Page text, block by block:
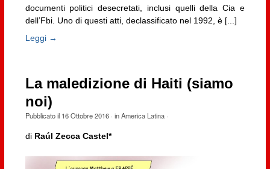
documenti politici desecretati, inclusi quelli della Cia e
dell’Fbi. Uno di questi atti, declassificato nel 1992, è [...]
Leggi →
La maledizione di Haiti (siamo
noi)
Pubblicato il 16 Ottobre 2016· inAmerica Latina·
di Raúl Zecca Castel*